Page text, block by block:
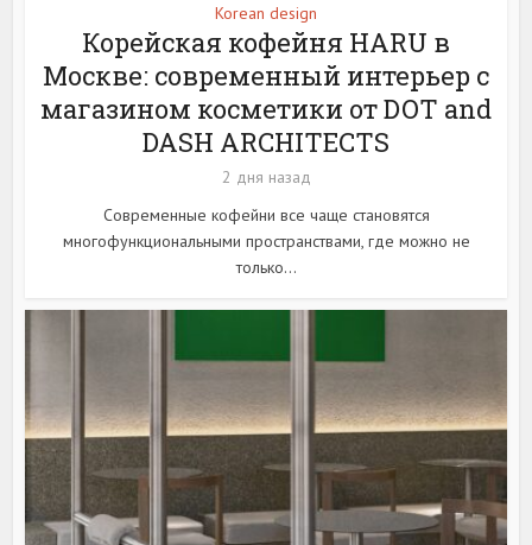
Korean design
Корейская кофейня HARU в
Москве: современный интерьер с
магазином косметики от DOT and
DASH ARCHITECTS
2 дня назад
Современные кофейни все чаще становятся
многофункциональными пространствами, где можно не
только...